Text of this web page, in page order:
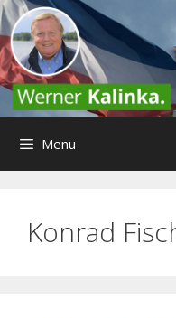
Zum
Inhalt
springen
Menu
Konrad